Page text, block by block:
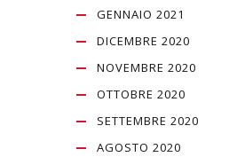
GENNAIO 2021
DICEMBRE 2020
NOVEMBRE 2020
OTTOBRE 2020
SETTEMBRE 2020
AGOSTO 2020